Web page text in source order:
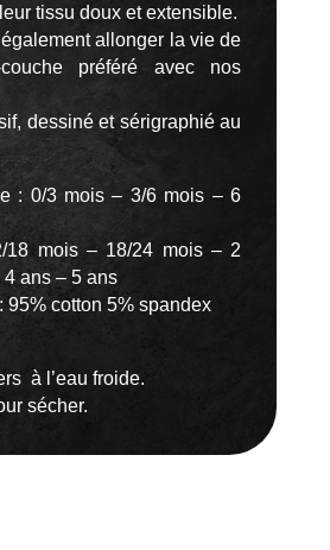
tissu doux et extensible.
allonger la vie de
préféré avec nos
dessiné et sérigraphié au
: 0/3 mois – 3/6 mois – 6
18 mois – 18/24 mois – 2
ans – 5 ans
95% cotton 5% spandex
à l’eau froide.
sécher.